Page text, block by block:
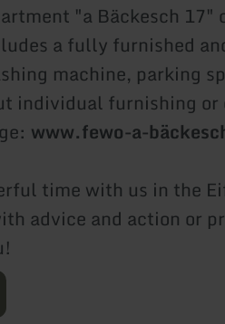
"a Bäckesch 17"
a fully furnished
machine, parking
individual furnishing
www.fewo-a-
time with us in the
advice and action or